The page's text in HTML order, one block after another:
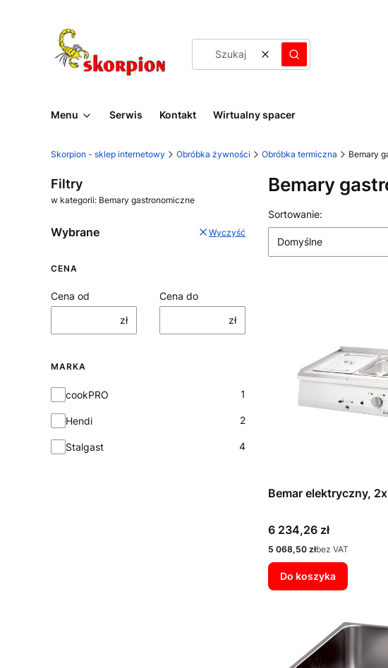
WyczyśćSzukaj
Menu Serwis Kontakt Wirtualny spacer
Skorpion - sklep internetowy Obróbka żywności Obróbka termiczna Bemary
Filtry
w kategorii: Bemary gastronomiczne
Wybrane Wyczyść
CENA
Cena od
zł
Cena do
zł
MARKA
Marka
cookPRO 1
Hendi 2
Stalgast 4
Bemary
Lista produktów
Sortowanie:
Domyślne
Bemar elektryczny,
Cena
6 234,26 zł
Cena
5 068,50 złbez VAT
Do koszyka